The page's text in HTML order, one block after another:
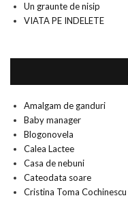
Un graunte de nisip
VIATA PE INDELETE
Amalgam de ganduri
Baby manager
Blogonovela
Calea Lactee
Casa de nebuni
Cateodata soare
Cristina Toma Cochinescu